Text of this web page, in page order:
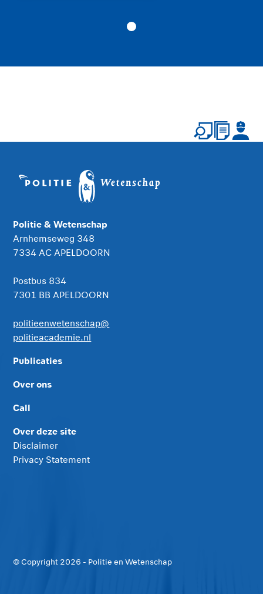
Politie & Wetenschap
Arnhemseweg 348
7334 AC APELDOORN
Postbus 834
7301 BB APELDOORN
politieenwetenschap@
politieacademie.nl
Publicaties
Over ons
Call
Over deze site
Disclaimer
Privacy Statement
© Copyright 2026 - Politie en Wetenschap